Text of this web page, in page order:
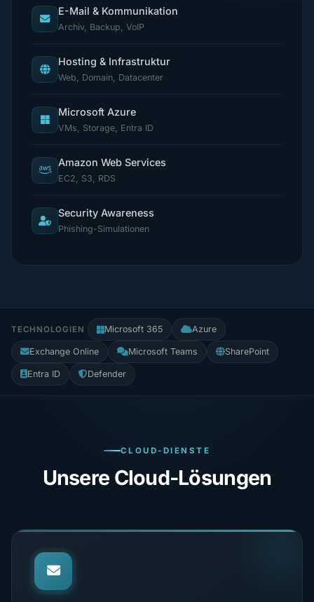
E-Mail & Kommunikation
Archiv, Backup, VoIP
Hosting & Infrastruktur
Web, Domain, Datacenter
Microsoft Azure
VMs, Storage, Entra ID
Amazon Web Services
EC2, S3, RDS
Security Awareness
Phishing-Simulationen
TECHNOLOGIEN Microsoft 365 Azure
Exchange Online Microsoft Teams SharePoint
Entra ID Defender
CLOUD-DIENSTE
Unsere Cloud-Lösungen